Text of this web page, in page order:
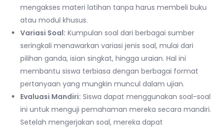
mengakses materi latihan tanpa harus membeli buku
atau modul khusus.
Variasi Soal: Kumpulan soal dari berbagai sumber
seringkali menawarkan variasi jenis soal, mulai dari
pilihan ganda, isian singkat, hingga uraian. Hal ini
membantu siswa terbiasa dengan berbagai format
pertanyaan yang mungkin muncul dalam ujian.
Evaluasi Mandiri: Siswa dapat menggunakan soal-soal
ini untuk menguji pemahaman mereka secara mandiri.
Setelah mengerjakan soal, mereka dapat